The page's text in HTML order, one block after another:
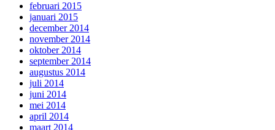
februari 2015
januari 2015
december 2014
november 2014
oktober 2014
september 2014
augustus 2014
juli 2014
juni 2014
mei 2014
april 2014
maart 2014